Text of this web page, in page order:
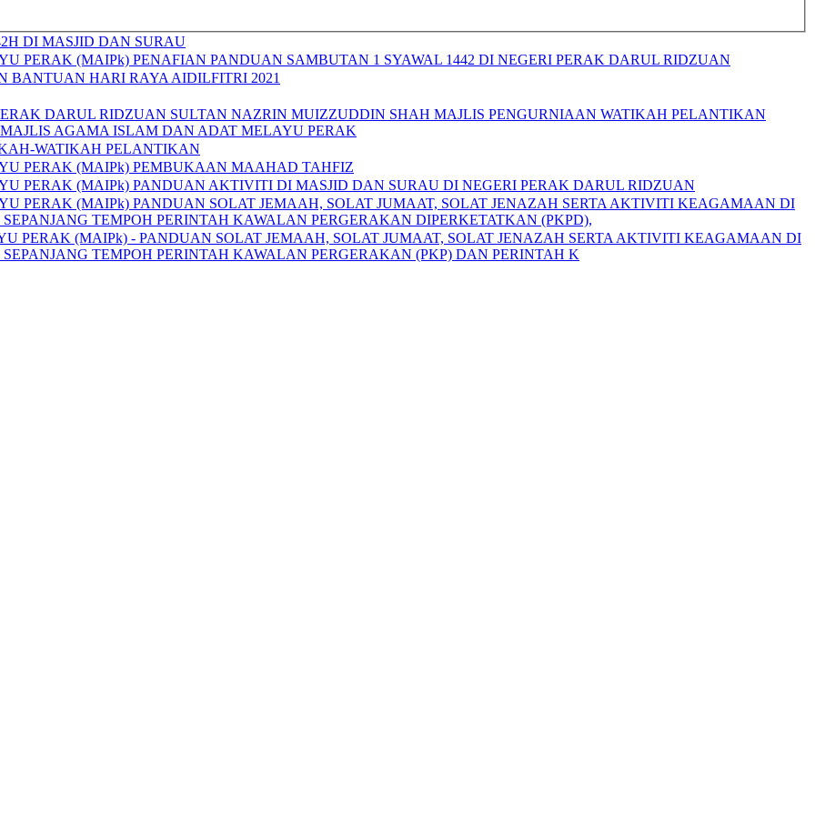
DI MASJID DAN SURAU
PERAK (MAIPk) PENAFIAN PANDUAN SAMBUTAN 1 SYAWAL 1442 DI NEGERI PERAK DARUL RIDZUAN
HARI RAYA AIDILFITRI 2021
DARUL RIDZUAN SULTAN NAZRIN MUIZZUDDIN SHAH MAJLIS PENGURNIAAN WATIKAH PELANTIKAN
AGAMA ISLAM DAN ADAT MELAYU PERAK
WATIKAH PELANTIKAN
PERAK (MAIPk) PEMBUKAAN MAAHAD TAHFIZ
PERAK (MAIPk) PANDUAN AKTIVITI DI MASJID DAN SURAU DI NEGERI PERAK DARUL RIDZUAN
PERAK (MAIPk) PANDUAN SOLAT JEMAAH, SOLAT JUMAAT, SOLAT JENAZAH SERTA AKTIVITI KEAGAMAAN DI
TEMPOH PERINTAH KAWALAN PERGERAKAN DIPERKETATKAN (PKPD),
PERAK (MAIPk) - PANDUAN SOLAT JEMAAH, SOLAT JUMAAT, SOLAT JENAZAH SERTA AKTIVITI KEAGAMAAN DI
TEMPOH PERINTAH KAWALAN PERGERAKAN (PKP) DAN PERINTAH K